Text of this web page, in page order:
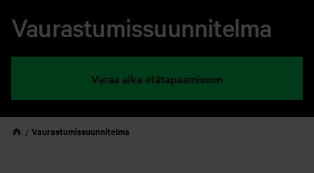
Vaurastumissuunnitelma
Varaa aika etätapaamiseen
Vaurastumissuunnitelma